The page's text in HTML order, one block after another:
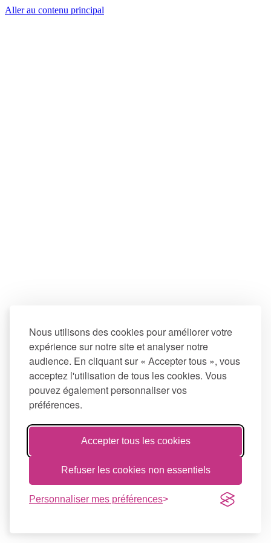
Nous utilisons des cookies pour améliorer votre
expérience sur notre site et analyser notre
audience. En cliquant sur « Accepter tous », vous
acceptez l'utilisation de tous les cookies. Vous
pouvez également personnaliser vos
préférences.
Accepter tous les cookies
Refuser les cookies non essentiels
Personnaliser mes préférences
Aller au contenu principal